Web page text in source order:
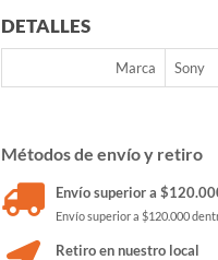
DETALLES
Marca Sony
Métodos de envío y retiro
Envío superior a
Envío superior a $120.000
Retiro en nuestro local